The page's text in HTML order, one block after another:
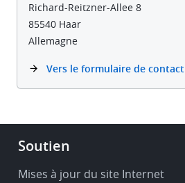
Richard-Reitzner-Allee 8
85540 Haar
Allemagne
Vers le formulaire de contact
Footer
Service
Soutien
Mises à jour du site Internet